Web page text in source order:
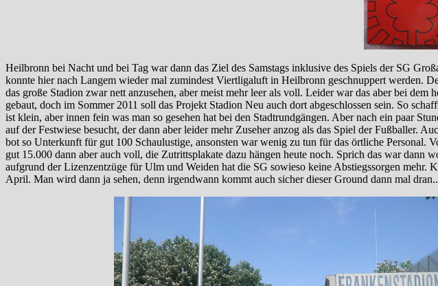
Heilbronn bei Nacht und bei Tag war dann das Ziel des Samstags inklusive des Spiels der SG
konnte hier nach Langem wieder mal zumindest Viertligaluft in Heilbronn geschnuppert werden.
das große Stadion zwar nett anzusehen, aber meist mehr leer als voll. Leider war das aber bei
gebaut, doch im Sommer 2011 soll das Projekt Stadion Neu auch dort abgeschlossen sein. So
ist klein, aber innen fein was man so gesehen hat bei den Stadtrundgängen. Aber nach ein paar
auf der Festwiese besucht, der dann aber leider mehr Zuseher anzog als das Spiel der Fußballer.
bot so Unterkunft für gut 100 Schaulustige, ansonsten war wenig zu tun für das örtliche Personal.
gut 15.000 dann aber auch voll, die Zutrittsplakate dazu hängen heute noch. Sprich das war
aufgrund der Lizenzentzüge für Ulm und Weiden hat die SG sowieso keine Abstiegssorgen
April. Man wird dann ja sehen, denn irgendwann kommt auch sicher dieser Ground dann mal dran..